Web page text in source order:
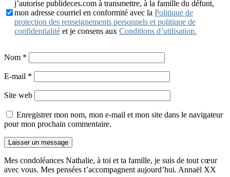
j’autorise publideces.com à transmettre, à la famille du défunt,
mon adresse courriel en conformité avec la Politique de
protection des renseignements personnels et politique de
confidentialité et je consens aux Conditions d’utilisation.
Nom *
E-mail *
Site web
Enregistrer mon nom, mon e-mail et mon site dans le navigateur
pour mon prochain commentaire.
Mes condoléances Nathalie, à toi et ta famille, je suis de tout cœur
avec vous. Mes pensées t’accompagnent aujourd’hui. Annaël XX